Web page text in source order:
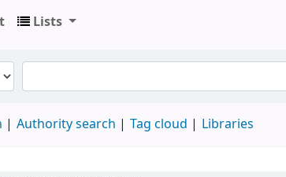
Lists
Authority search Tag cloud Libraries